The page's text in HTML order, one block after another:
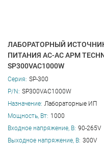
ЛАБОРАТОРНЫЙ
ПИТАНИЯ AC-AC APM
SP300VAC1000W
Серия: SP-300
P/N: SP300VAC1000W
Назначение: Лабораторные ИП
Мощность, Вт: 1000
Входное напряжение, В: 90-265V
Выходное напряжение, В: 300V